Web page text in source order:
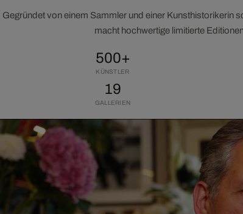
Gegründet von einem Sammler und einer Kunsthistorikerin
macht hochwertige limitierte
500+
KÜNSTLER
19
GALLERIEN